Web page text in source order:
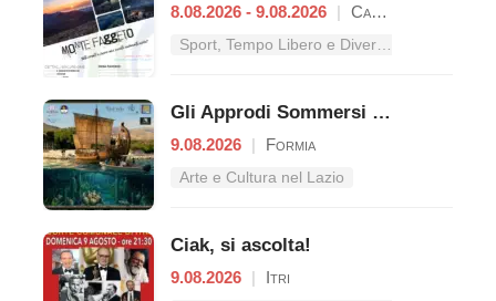
8.08.2026 - 9.08.2026 | Campodimele
Sport, Tempo Libero e Divertimento nel Lazio
Gli Approdi Sommersi di Caposele
9.08.2026 | Formia
Arte e Cultura nel Lazio
Ciak, si ascolta!
9.08.2026 | Itri